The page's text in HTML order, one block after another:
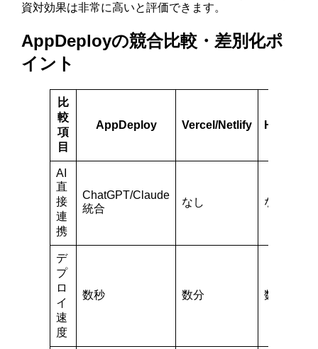
資対効果は非常に高いと評価できます。
AppDeployの競合比較・差別化ポ
イント
比
較
項
目
AppDeploy Vercel/Netlify Heroku
AI
直
接
連
携
ChatGPT/Claude
統合
なし なし
デ
プ
ロ
イ
速
度
数秒 数分 数分